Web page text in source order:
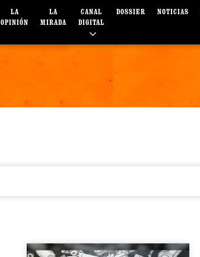
LA
OPINIÓN
LA
MIRADA
CANAL
DIGITAL
DOSSIER NOTICIAS